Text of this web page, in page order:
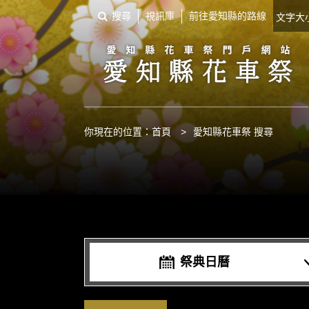
搜尋 視訊庫 前往愛知縣的路線 文字
你現在的位置：首頁 > 愛知縣花車祭 搜尋
祭典日曆